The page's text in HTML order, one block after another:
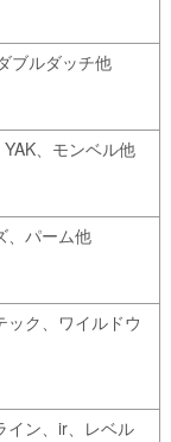
ブルダッチ他
、モンベル他
、パーム他
ック、ワイルドウ
イン、ir、レベル